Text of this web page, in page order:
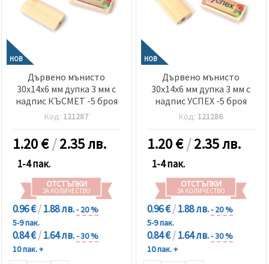
НОВ
Дървено мънисто
30x14x6 мм дупка 3 мм с
надпис КЪСМЕТ -5 броя
Код: 121287
1.20€/2.35 лв.
1-4 пак.
ОТСТЪПКИ
ЗА КОЛИЧЕСТВО
0.96 €/1.88 лв.- 20 %
5-9 пак.
0.84 €/1.64 лв.- 30 %
10 пак. +
НОВ
Дървено мънисто
30x14x6 мм дупка 3 мм с
надпис УСПЕХ -5 броя
Код: 121286
1.20€/2.35 лв.
1-4 пак.
ОТСТЪПКИ
ЗА КОЛИЧЕСТВО
0.96 €/1.88 лв.- 20 %
5-9 пак.
0.84 €/1.64 лв.- 30 %
10 пак. +